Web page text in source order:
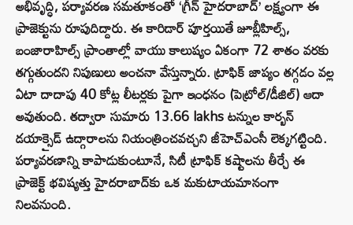
అభివృద్ధి, పర్యావరణ సమతూకంతో ‘గ్రీన్ హైదరాబాద్’ లక్ష్యంగా ఈ
ప్రాజెక్టును రూపుదిద్దారు. ఈ కారిడార్ పూర్తయితే జూబ్లీహిల్స్,
బంజారాహిల్స్ ప్రాంతాల్లో వాయు కాలుష్యం ఏకంగా 72 శాతం వరకు
తగ్గుతుందని నిపుణులు అంచనా వేస్తున్నారు. ట్రాఫిక్ జాప్యం తగ్గడం వల్ల
ఏటా దాదాపు 40 కోట్ల లీటర్లకు పైగా ఇంధనం (పెట్రోల్/డీజిల్) ఆదా
అవుతుంది. తద్వారా సుమారు 13.66 lakhs టన్నుల కార్బన్
డయాక్సైడ్ ఉద్గారాలను నియంత్రించవచ్చని జీహెచ్ఎంసీ లెక్కగట్టింది.
పర్యావరణాన్ని కాపాడుకుంటూనే, సిటీ ట్రాఫిక్ కష్టాలను తీర్చే ఈ
ప్రాజెక్ట్ భవిష్యత్తు హైదరాబాద్‌కు ఒక మకుటాయమానంగా
నిలవనుంది.